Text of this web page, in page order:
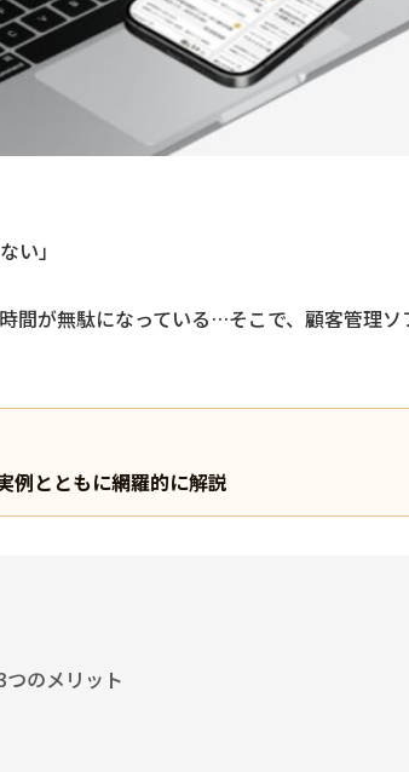
い」
間が無駄になっている…そこで、顧客管理
例とともに網羅的に解説
のメリット